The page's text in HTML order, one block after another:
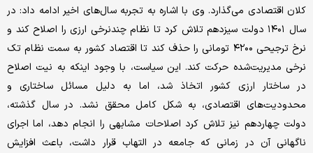
کلان اقتصادی می‌گذارد. وی با اشاره به تجربه سال‌های اخیر ادامه داد: در
سال ۱۴۰۱ دولت سیزدهم تلاش کرد تا نظام چندنرخی ارزی را اصلاح کند و
نرخ ترجیحی ۴۲۰۰ تومانی را حذف کند تا اقتصاد کشور به سمت نظام تک
‌نرخی مدیریت‌شده حرکت کند. این سیاست، با وجود اینکه به نیت اصلاح
در ساختار ارزی کشور اتخاذ شد، اما به دلیل مسائل ساختاری و
محدودیت‌های اقتصادی، به شکل کامل محقق نشد. در سال گذشته،
دولت چهاردهم نیز تلاش کرد اصلاحات مشابهی را انجام دهد، اما اجرای
ناگهانی آن در زمانی که جامعه در التهاب قرار داشت، باعث افزایش